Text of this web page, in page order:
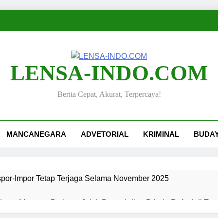
LENSA-INDO.COM
Berita Cepat, Akurat, Terpercaya!
MANCANEGARA ADVETORIAL KRIMINAL
Impor Tetap Terjaga Selama November 2025
Merawat Budaya: Jejak Pengabdian Bripda Rafael di